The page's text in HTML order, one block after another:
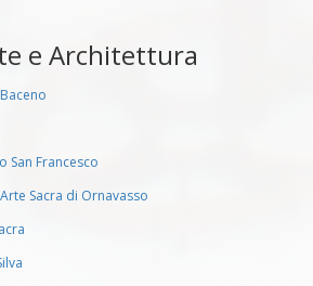
e Architettura
San Francesco
Sacra di Ornavasso